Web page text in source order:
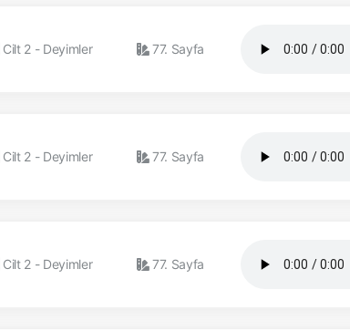
Cilt 2 - Deyimler 77. Sayfa
Cilt 2 - Deyimler 77. Sayfa
Cilt 2 - Deyimler 77. Sayfa